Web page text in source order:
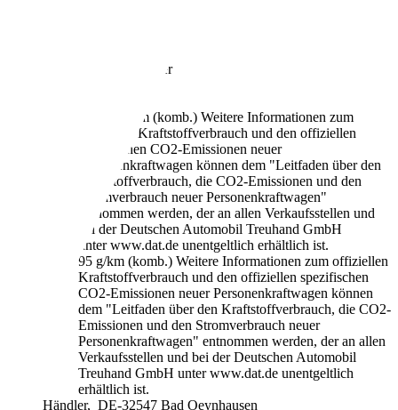
2 Fahrzeughalter
4,1 l/100 km (komb.) Weitere Informationen zum
offiziellen Kraftstoffverbrauch und den offiziellen
spezifischen CO2-Emissionen neuer
Personenkraftwagen können dem "Leitfaden über den
Kraftstoffverbrauch, die CO2-Emissionen und den
Stromverbrauch neuer Personenkraftwagen"
entnommen werden, der an allen Verkaufsstellen und
bei der Deutschen Automobil Treuhand GmbH
unter www.dat.de unentgeltlich erhältlich ist.
95 g/km (komb.) Weitere Informationen zum offiziellen
Kraftstoffverbrauch und den offiziellen spezifischen
CO2-Emissionen neuer Personenkraftwagen können
dem "Leitfaden über den Kraftstoffverbrauch, die CO2-
Emissionen und den Stromverbrauch neuer
Personenkraftwagen" entnommen werden, der an allen
Verkaufsstellen und bei der Deutschen Automobil
Treuhand GmbH unter www.dat.de unentgeltlich
erhältlich ist.
Händler, DE-32547 Bad Oeynhausen